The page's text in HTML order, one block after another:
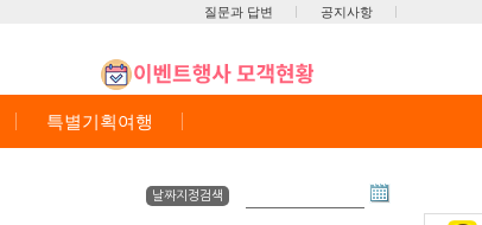
공지사항
질문과 답변
특별기획여행
날짜지정검색